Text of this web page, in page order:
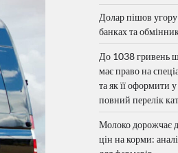
Долар пішов
банках та
До 1038 гривень
має право на
та як її оформити
повний перелік
Молоко дорожчає
цін на корми: